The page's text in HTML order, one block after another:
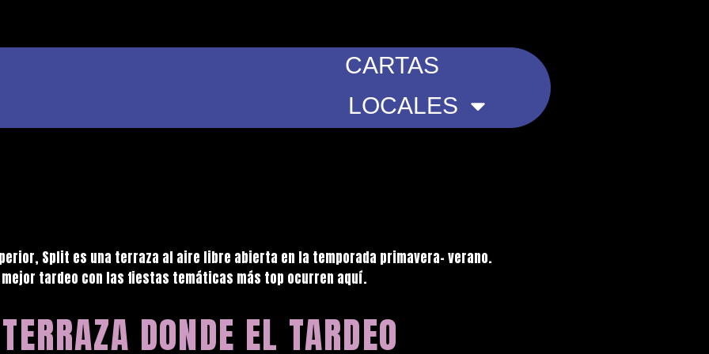
CARTAS
LOCALES
Split es una terraza al aire libre abierta en la temporada primavera- verano.
mejor tardeo con las fiestas temáticas más top ocurren aquí.
DONDE EL TARDEO